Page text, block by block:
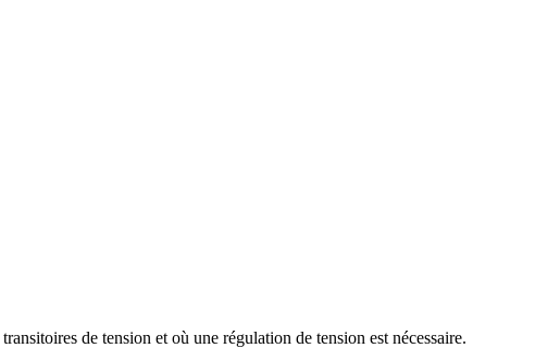
de tension et où une régulation de tension est nécessaire.